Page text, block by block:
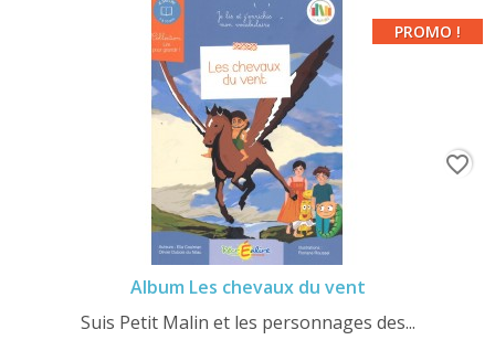
Album Les chevaux du vent
Suis Petit Malin et les personnages des...
PROMO !
favorite_border